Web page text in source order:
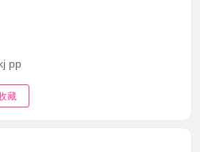
pp
藏